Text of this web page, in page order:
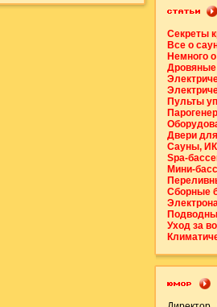
Секреты
Все о
Немного
Дровяные
Пульты
Двери
Сауны,
Spa-
Мини-
Сборные
Уход за